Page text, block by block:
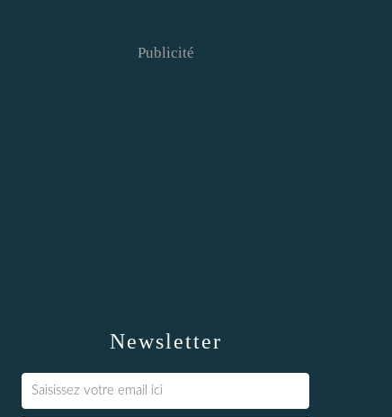
Newsletter
Publicité